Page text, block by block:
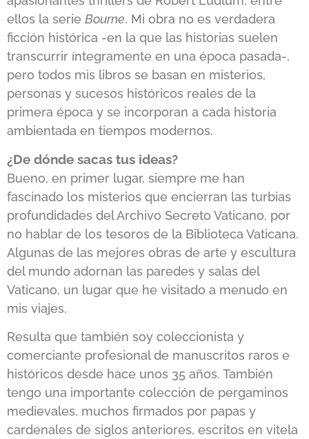
ellos la serie Bourne. Mi obra no es verdadera
ficción histórica -en la que las historias suelen
transcurrir íntegramente en una época pasada-,
pero todos mis libros se basan en misterios,
personas y sucesos históricos reales de la
primera época y se incorporan a cada historia
ambientada en tiempos modernos.
¿De dónde sacas tus ideas?
Bueno, en primer lugar, siempre me han
fascinado los misterios que encierran las turbias
profundidades del Archivo Secreto Vaticano, por
no hablar de los tesoros de la Biblioteca Vaticana.
Algunas de las mejores obras de arte y escultura
del mundo adornan las paredes y salas del
Vaticano, un lugar que he visitado a menudo en
mis viajes.
Resulta que también soy coleccionista y
comerciante profesional de manuscritos raros e
históricos desde hace unos 35 años. También
tengo una importante colección de pergaminos
medievales, muchos firmados por papas y
cardenales de siglos anteriores, escritos en vitela